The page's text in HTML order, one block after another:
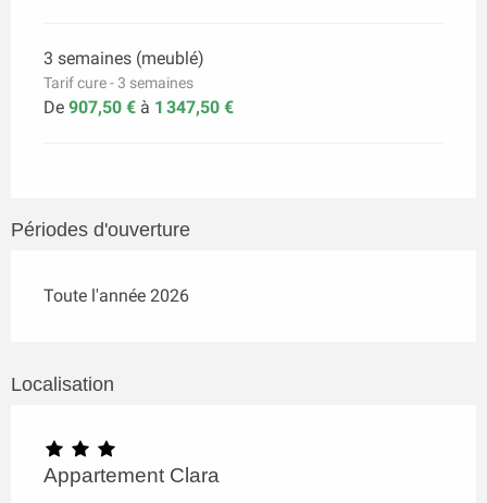
3 semaines (meublé)
Tarif cure - 3 semaines
De 907,50 € à 1 347,50 €
Périodes d'ouverture
Toute l'année 2026
Localisation
Appartement Clara